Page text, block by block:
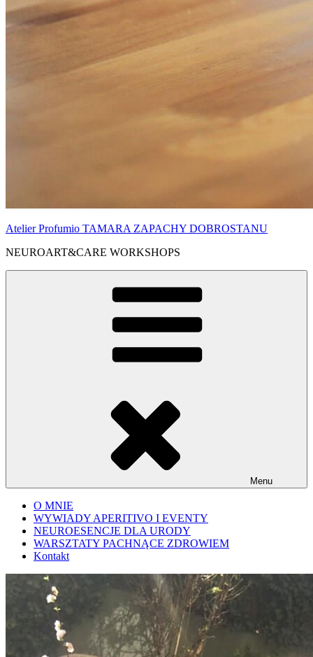
Atelier Profumio TAMARA ZAPACHY DOBROSTANU
NEUROART&CARE WORKSHOPS
Menu
O MNIE
WYWIADY APERITIVO I EVENTY
NEUROESENCJE DLA URODY
WARSZTATY PACHNĄCE ZDROWIEM
Kontakt